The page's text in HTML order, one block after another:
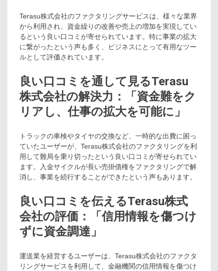
Terasu株式会社のファクタリングサービスは、様々な業界
から利用され、資金繰りの改善や売上の増加を実現してい
るという良い口コミが寄せられています。特に事業の拡大
に繋がったという声も多く、ビジネスにとって有用なツー
ルとして評価されています。
良い口コミを通して見るTerasu
株式会社の解決力：「資金難をク
リアし、仕事の拡大を可能に」
トラックの車検やタイヤの交換など、一時的な出費に困っ
ていたユーザーが、Terasu株式会社のファクタリングを利
用して難局を乗り切ったという良い口コミが寄せられてい
ます。入金サイクルが長い売掛債権をファクタリングで解
消し、事業を続行することができたという声もあります。
良い口コミを伝えるTerasu株式
会社の評価：「信用情報を傷つけ
ずに資金調達」
運送業を経営するユーザーは、Terasu株式会社のファクタ
リングサービスを利用して、金融機関の信用情報を傷つけ